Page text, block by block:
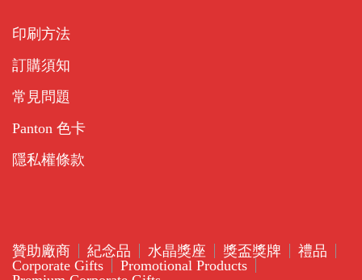
印刷方法
訂購須知
常見問題
Panton 色卡
隱私權條款
贊助廠商 紀念品 水晶獎座 獎盃獎牌
禮品
Corporate Gifts
Promotional Products